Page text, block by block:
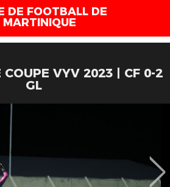
DE FOOTBALL DE
MARTINIQUE
COUPE VYV 2023 | CF 0-2
GL